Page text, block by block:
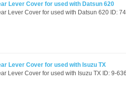
Lever Cover for used with Datsun 620
Lever Cover for used with Datsun 620 ID:
Lever Cover for used with Isuzu TX
Lever Cover for used with Isuzu TX ID: 9-